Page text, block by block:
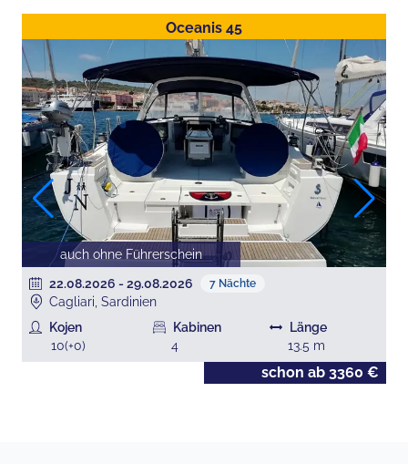
Oceanis 45
auch ohne Führerschein
22.08.2026 - 29.08.2026 7 Nächte
Cagliari, Sardinien
Kojen
10(+0)
Kabinen
4
Länge
13.5 m
schon ab 3360 €